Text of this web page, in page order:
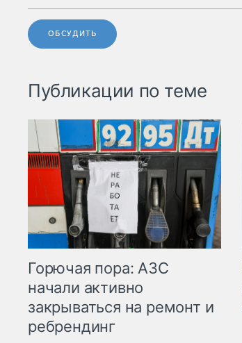
ОБСУДИТЬ
Публикации по теме
Горючая пора: АЗС
начали активно
закрываться на ремонт и
ребрендинг